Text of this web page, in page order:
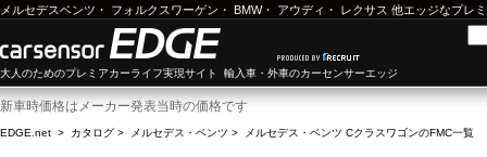
メルセデスベンツ ・ フォルクスワーゲン ・ BMW・ アウディ ・ レクサス 他エッジなプレ
大人のためのプレミアカーライフ実現サイト 輸入車・外車のカーセンサーエッジ
新車時価格はメーカー発表当時の価格です
EDGE.net > カタログ > メルセデス・ベンツ > メルセデス・ベンツ CクラスワゴンのFMC一覧